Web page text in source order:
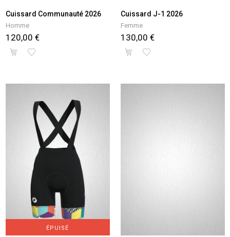
Cuissard Communauté 2026
Homme
120,00 €
Cuissard J-1 2026
Femme
130,00 €
ÉPUISÉ